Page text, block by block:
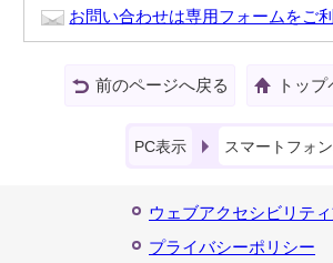
お問い合わせは専用フォームをご
前のページへ戻る トッ
PC表示 スマートフォ
ウェブアクセシビリテ
プライバシーポリシー